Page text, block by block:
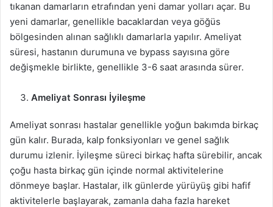
tıkanan damarların etrafından yeni damar yolları açar. Bu
yeni damarlar, genellikle bacaklardan veya göğüs
bölgesinden alınan sağlıklı damarlarla yapılır. Ameliyat
süresi, hastanın durumuna ve bypass sayısına göre
değişmekle birlikte, genellikle 3-6 saat arasında sürer.
Ameliyat Sonrası İyileşme
Ameliyat sonrası hastalar genellikle yoğun bakımda birkaç
gün kalır. Burada, kalp fonksiyonları ve genel sağlık
durumu izlenir. İyileşme süreci birkaç hafta sürebilir, ancak
çoğu hasta birkaç gün içinde normal aktivitelerine
dönmeye başlar. Hastalar, ilk günlerde yürüyüş gibi hafif
aktivitelerle başlayarak, zamanla daha fazla hareket